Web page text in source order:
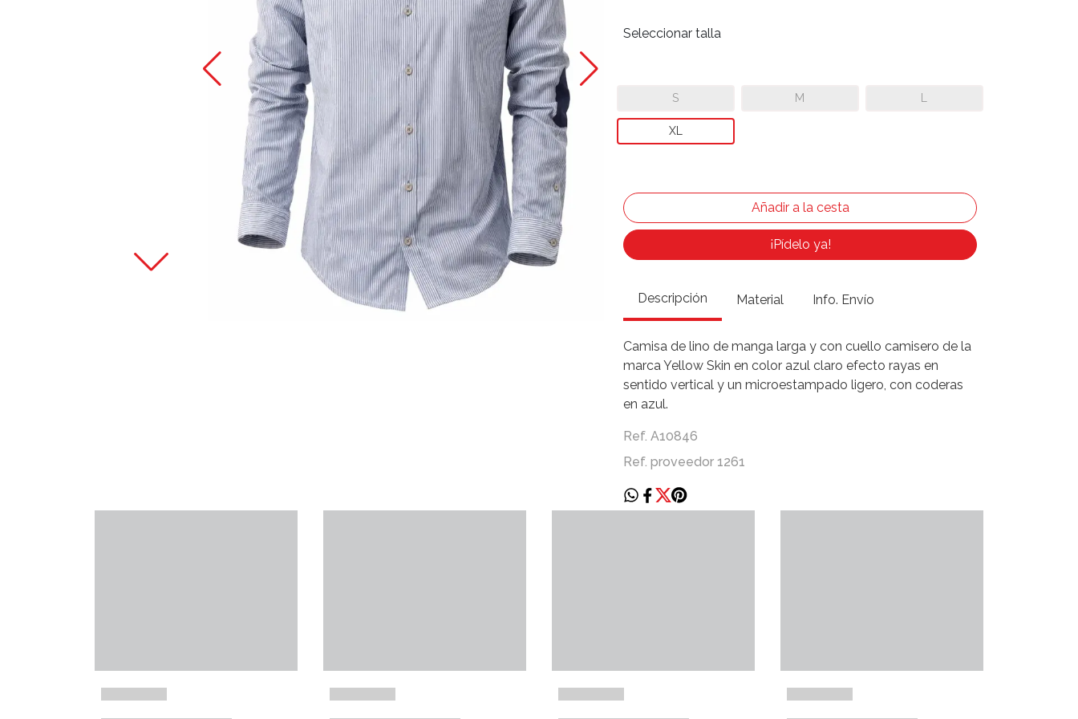
Seleccionar talla
S M
XL
¡Pídelo ya!
Descripción Material Info. Envío
Camisa de lino de manga larga y con cuello camisero de la
marca Yellow Skin en color azul claro efecto rayas en
sentido vertical y un microestampado ligero, con coderas
en azul.
Ref. A10846
Ref. proveedor 1261